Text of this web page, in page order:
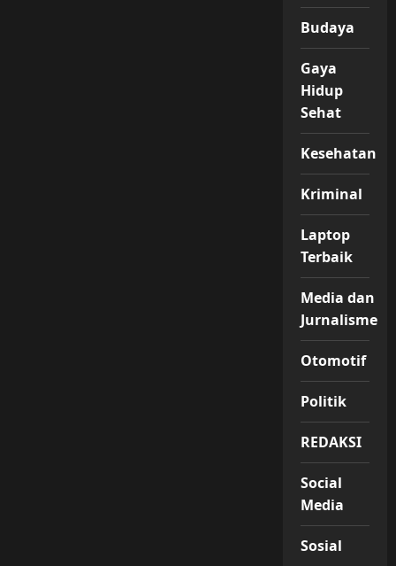
Budaya
Gaya
Hidup
Sehat
Kesehatan
Kriminal
Laptop
Terbaik
Media dan
Jurnalisme
Otomotif
Politik
REDAKSI
Social
Media
Sosial